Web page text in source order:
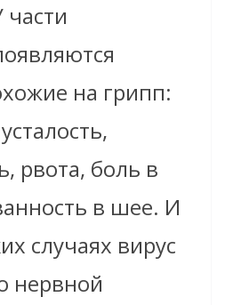
на грипп:
рвота, боль в
в шее. И
случаях вирус
нервной